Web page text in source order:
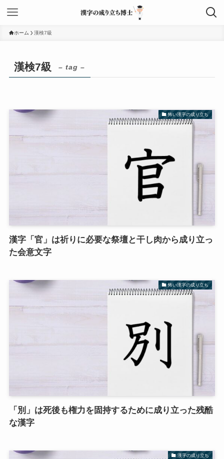
ホーム 漢検7級
漢検7級 – tag –
怖い漢字の成り立ち
漢字「官」は祈りに必要な祭壇と干し肉から成り立っ
た会意文字
怖い漢字の成り立ち
「別」は死後も権力を固持するために成り立った残酷
な漢字
漢字の成り立ち